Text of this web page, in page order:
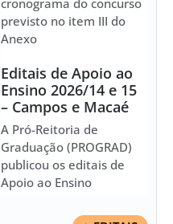
cronograma do concurso
previsto no item III do
Anexo
Editais de Apoio ao
Ensino 2026/14 e 15
– Campos e Macaé
A Pró-Reitoria de
Graduação (PROGRAD)
publicou os editais de
Apoio ao Ensino